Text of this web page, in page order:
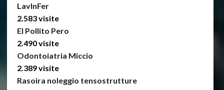
LavInFer
2.583 visite
El Pollito Pero
2.490 visite
Odontoiatria Miccio
2.389 visite
Rasoira noleggio tensostrutture